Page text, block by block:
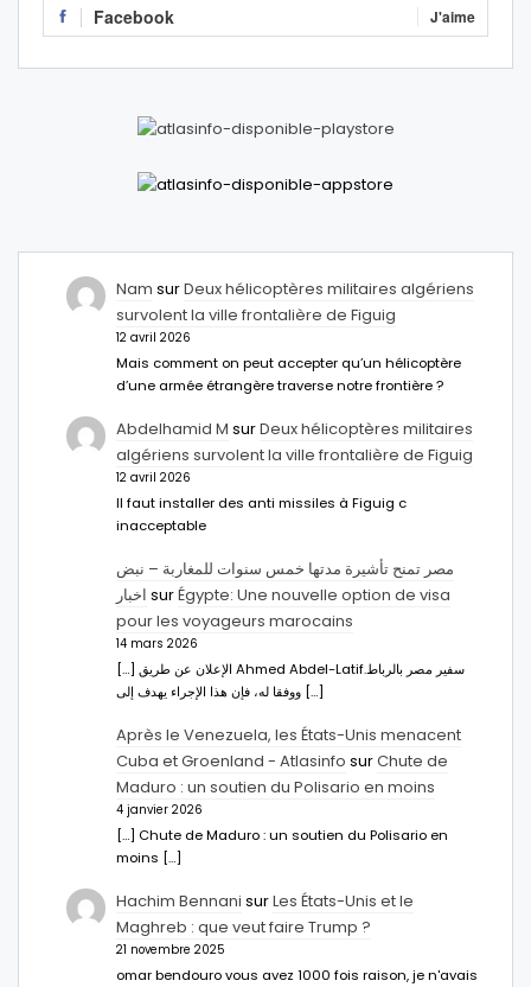
Facebook J'aime
Nam surDeux hélicoptères militaires algériens
survolent la ville frontalière de Figuig
12 avril 2026
Mais comment on peut accepter qu’un hélicoptère
d’une armée étrangère traverse notre frontière ?
Abdelhamid M surDeux hélicoptères militaires
algériens survolent la ville frontalière de Figuig
12 avril 2026
Il faut installer des anti missiles à Figuig c
inacceptable
مصر تمنح تأشيرة مدتها خمس سنوات للمغاربة – نبض
اخبار surÉgypte: Une nouvelle option de visa
pour les voyageurs marocains
14 mars 2026
[…] الإعلان عن طريق Ahmed Abdel-Latifسفير مصر بالرباط.
ووفقا له، فإن هذا الإجراء يهدف إلى […]
Après le Venezuela, les États-Unis menacent
Cuba et Groenland - Atlasinfo surChute de
Maduro : un soutien du Polisario en moins
4 janvier 2026
[…] Chute de Maduro : un soutien du Polisario en
moins […]
Hachim Bennani surLes États-Unis et le
Maghreb : que veut faire Trump ?
21 novembre 2025
omar bendouro vous avez 1000 fois raison, je n'avais